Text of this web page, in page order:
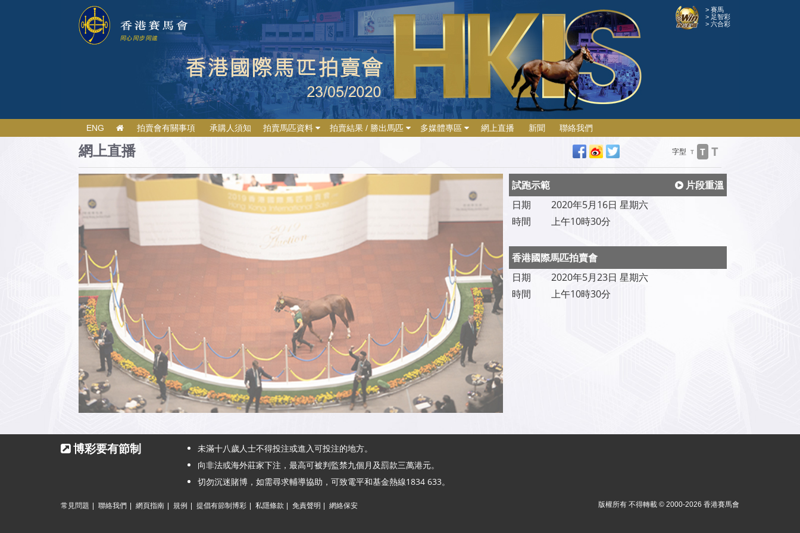
> 賽馬
> 足智彩
> 六合彩
ENG 拍賣會有關事項 承購人須知 拍賣馬匹資料 拍賣結果 / 勝出馬匹 多媒體專區 網上直播 新聞 聯絡我們
網上直播 字型 T T T
試跑示範
片段重溫
日期
2020年5月16日 星期六
時間
上午10時30分
香港國際馬匹拍賣會
日期
2020年5月23日 星期六
時間
上午10時30分
博彩要有節制
未滿十八歲人士不得投注或進入可投注的地方。
向非法或海外莊家下注，最高可被判監禁九個月及罰款三萬港元。
切勿沉迷賭博，如需尋求輔導協助，可致電平和基金熱線1834 633。
常見問題 聯絡我們 網頁指南 規例 提倡有節制博彩 私隱條款 免責聲明 網絡保安 版權所有 不得轉載 © 2000-2026 香港賽馬會